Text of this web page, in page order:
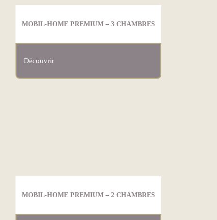
MOBIL-HOME PREMIUM – 3 CHAMBRES
Découvrir
MOBIL-HOME PREMIUM – 2 CHAMBRES